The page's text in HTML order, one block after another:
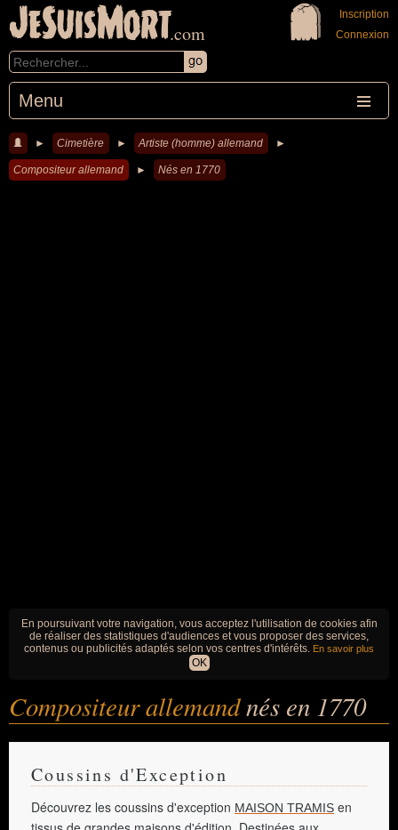
JeSuisMort.com
Menu
Inscription
Connexion
► Cimetière ► Artiste (homme) allemand ►
Compositeur allemand ► Nés en 1770
En poursuivant votre navigation, vous acceptez l'utilisation de cookies afin
de réaliser des statistiques d'audiences et vous proposer des services,
contenus ou publicités adaptés selon vos centres d'intérêts. En savoir plus
OK
Compositeur allemandnés en 1770
Coussins d'Exception
Découvrez les coussins d'exception MAISON TRAMIS en